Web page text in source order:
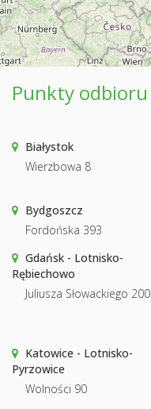
Punkty odbioru
Białystok
Wierzbowa 8
Bydgoszcz
Fordońska 393
Gdańsk - Lotnisko-
Rębiechowo
Juliusza Słowackiego 200
Katowice - Lotnisko-
Pyrzowice
Wolności 90